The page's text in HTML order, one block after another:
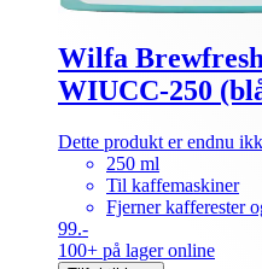
Wilfa
WIUCC-250
Dette produkt er endnu
250 ml
Til kaffemaskiner
Fjerner kafferester
99.-
100+ på lager online